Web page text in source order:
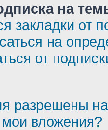
на
закладки от
на
от
разрешены
вложения?